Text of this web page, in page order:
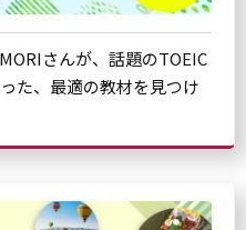
さんが、話題のTOEIC
た、最適の教材を見つけ